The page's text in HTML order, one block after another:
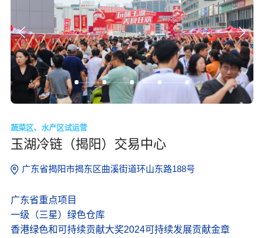
蔬菜区、水产区试运营
玉湖冷链（揭阳）交易中心
广东省揭阳市揭东区曲溪街道环山东路188号
广东省重点项目
一级（三星）绿色仓库
香港绿色和可持续贡献大奖2024可持续发展贡献金章